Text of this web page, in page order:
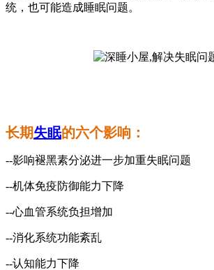
统，也可能造成睡眠问题。
长期失眠的六个影响：
--影响褪黑素分泌进一步加重失眠问题
--机体免疫防御能力下降
--心血管系统负担增加
--消化系统功能紊乱
--认知能力下降